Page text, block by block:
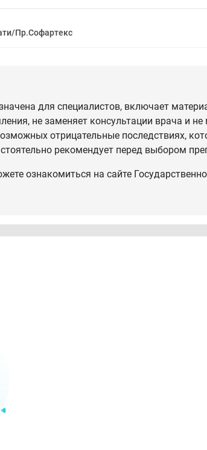
Пр.Софартекс
для специалистов, включает
не заменяет консультации врача и
отрицательные последствиях,
рекомендует перед выбором
ознакомиться на сайте